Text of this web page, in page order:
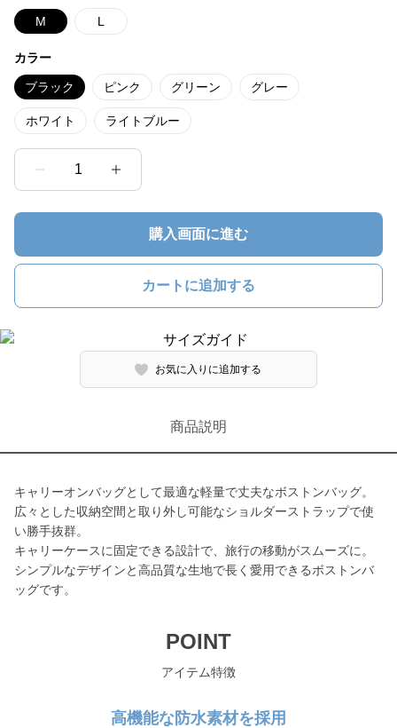
M L
カラー
ブラック ピンク グリーン グレー
ホワイト ライトブルー
1
購入画面に進む
カートに追加する
お気に入りに追加する
商品説明
キャリーオンバッグとして最適な軽量で丈夫なボストンバッグ。
広々とした収納空間と取り外し可能なショルダーストラップで使
い勝手抜群。
キャリーケースに固定できる設計で、旅行の移動がスムーズに。
シンプルなデザインと高品質な生地で長く愛用できるボストンバ
ッグです。
POINT
アイテム特徴
高機能な防水素材を採用